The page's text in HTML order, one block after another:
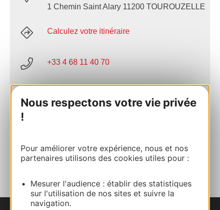
Nous respectons votre vie privée
!
Pour améliorer votre expérience, nous et nos
partenaires utilisons des cookies utiles pour :
Mesurer l'audience : établir des statistiques
sur l'utilisation de nos sites et suivre la
navigation.
1 Chemin Saint Alary 11200 TOUROUZELLE
Calculez votre itinéraire
+33 4 68 11 40 70
AJOUTER
AU CARNET